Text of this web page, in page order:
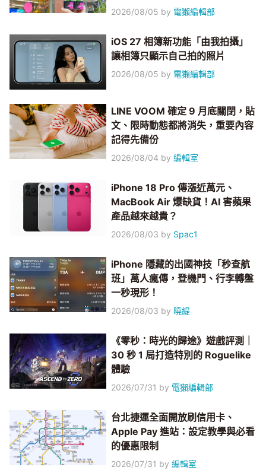
2026/08/05 by 電獺編輯部
iOS 27 相簿新功能「由我拍攝」
讓相簿只顯示自己拍的照片
2026/08/05 by 電獺編輯部
LINE VOOM 確定 9 月底關閉，貼
文、限時動態都將消失，重要內容
記得先備份
2026/08/04 by編輯室
iPhone 18 Pro 傳漲近萬元、
MacBook Air 爆缺貨！AI 害蘋果
產品越來越貴？
2026/08/03 by Spac1
iPhone 隱藏的出國神技「秒查航
班」萬人瘋傳，登機門、行李轉盤
一秒現形！
2026/08/03 by 曉緹
《零秒：時光的歸途》遊戲評測｜
30 秒 1 局打造特別的 Roguelike
體驗
2026/07/31 by 電獺編輯部
台北捷運全面開放刷信用卡、
Apple Pay 進站：設定教學與必看
的優惠限制
2026/07/31 by編輯室